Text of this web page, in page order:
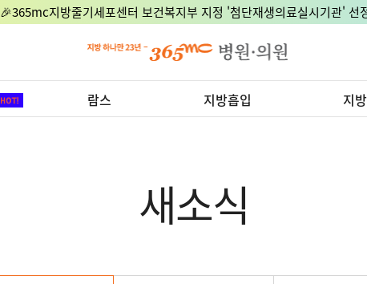
🎉365mc지방줄기세포센터 보건복지부 지정 '첨단재생의료실시기관' 선
람스 지방흡입 지
새소식